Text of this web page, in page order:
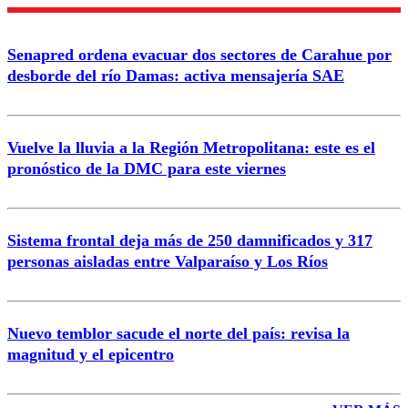
Nombre
Correo
Enviar comentario
Senapred ordena evacuar dos sectores de Carahue por
desborde del río Damas: activa mensajería SAE
Vuelve la lluvia a la Región Metropolitana: este es el
pronóstico de la DMC para este viernes
Sistema frontal deja más de 250 damnificados y 317
personas aisladas entre Valparaíso y Los Ríos
Nuevo temblor sacude el norte del país: revisa la
magnitud y el epicentro